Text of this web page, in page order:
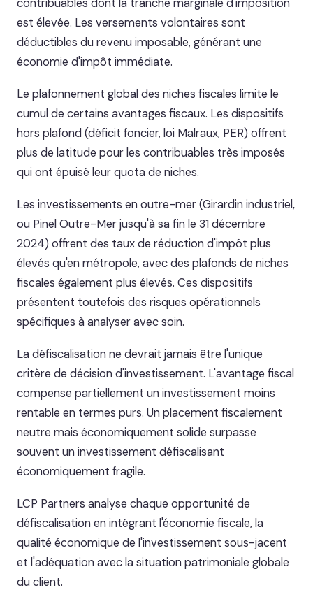
contribuables dont la tranche marginale d'imposition
est élevée. Les versements volontaires sont
déductibles du revenu imposable, générant une
économie d'impôt immédiate.
Le plafonnement global des niches fiscales limite le
cumul de certains avantages fiscaux. Les dispositifs
hors plafond (déficit foncier, loi Malraux, PER) offrent
plus de latitude pour les contribuables très imposés
qui ont épuisé leur quota de niches.
Les investissements en outre-mer (Girardin industriel,
ou Pinel Outre-Mer jusqu'à sa fin le 31 décembre
2024) offrent des taux de réduction d'impôt plus
élevés qu'en métropole, avec des plafonds de niches
fiscales également plus élevés. Ces dispositifs
présentent toutefois des risques opérationnels
spécifiques à analyser avec soin.
La défiscalisation ne devrait jamais être l'unique
critère de décision d'investissement. L'avantage fiscal
compense partiellement un investissement moins
rentable en termes purs. Un placement fiscalement
neutre mais économiquement solide surpasse
souvent un investissement défiscalisant
économiquement fragile.
LCP Partners analyse chaque opportunité de
défiscalisation en intégrant l'économie fiscale, la
qualité économique de l'investissement sous-jacent
et l'adéquation avec la situation patrimoniale globale
du client.